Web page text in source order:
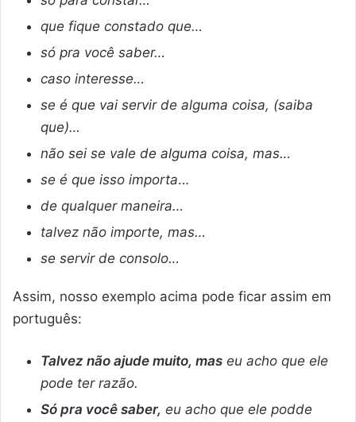
que fique constado que…
só pra você saber…
caso interesse…
se é que vai servir de alguma coisa, (saiba
que)…
não sei se vale de alguma coisa, mas…
se é que isso importa…
de qualquer maneira…
talvez não importe, mas…
se servir de consolo…
Assim, nosso exemplo acima pode ficar assim em
português:
Talvez não ajude muito, mas eu acho que ele
pode ter razão.
Só pra você saber, eu acho que ele podde